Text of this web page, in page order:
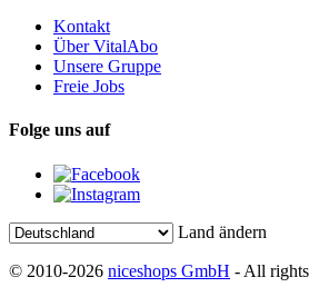
Kontakt
Über VitalAbo
Unsere Gruppe
Freie Jobs
Folge uns auf
Land ändern
© 2010-2026 niceshops GmbH - All